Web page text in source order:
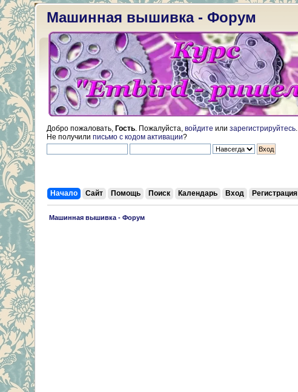
Машинная вышивка - Форум
Добро пожаловать, Гость . Пожалуйста, войдите или зарегистрируйтесь
Не получили письмо с кодом активации?
Начало Сайт Помощь Поиск Календарь Вход Регистрация
Машинная вышивка - Форум